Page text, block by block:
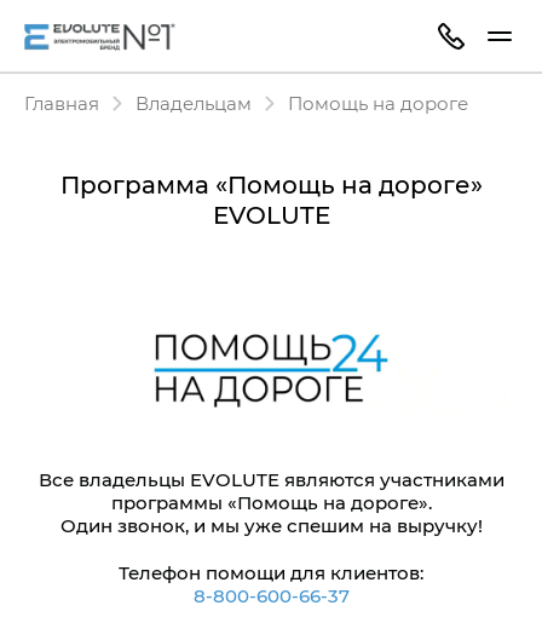
Главная Владельцам Помощь на дороге
Программа «Помощь на дороге»
EVOLUTE
Все владельцы EVOLUTE являются участниками
программы «‎Помощь на дороге».
Один звонок, и мы уже спешим на выручку!
Телефон помощи для клиентов:
8-800-600-66-37